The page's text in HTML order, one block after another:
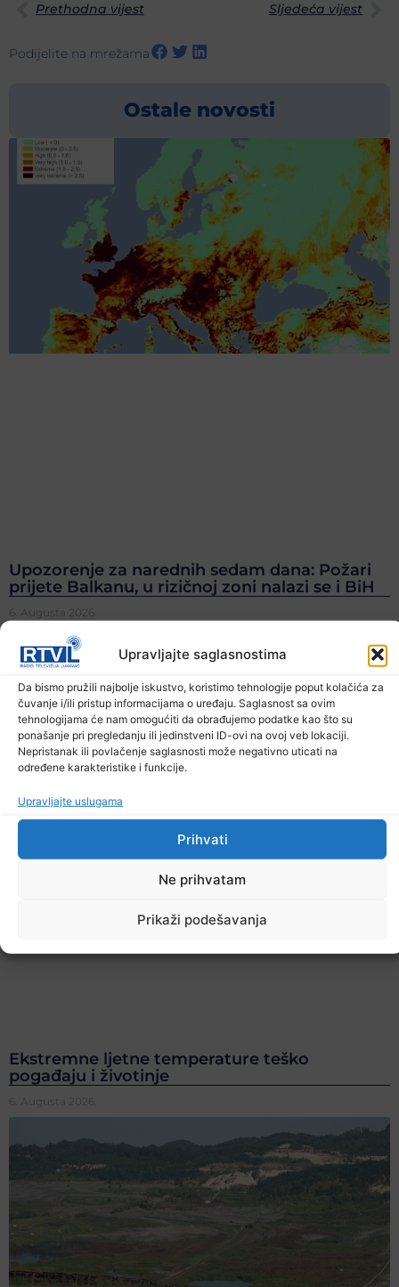
Upravljajte saglasnostima
Da bismo pružili najbolje iskustvo, koristimo tehnologije poput kolačića za
čuvanje i/ili pristup informacijama o uređaju. Saglasnost sa ovim
tehnologijama će nam omogućiti da obrađujemo podatke kao što su
ponašanje pri pregledanju ili jedinstveni ID-ovi na ovoj veb lokaciji.
Nepristanak ili povlačenje saglasnosti može negativno uticati na
određene karakteristike i funkcije.
Upravljajte uslugama
Prihvati
Ne prihvatam
Prikaži podešavanja
Prethodna vijest Sljedeća vijest
Podijelite na mrežama
Ostale novosti
Upozorenje za narednih sedam dana: Požari
prijete Balkanu, u rizičnoj zoni nalazi se i BiH
6. Augusta 2026.
Ekstremne ljetne temperature teško
pogađaju i životinje
6. Augusta 2026.